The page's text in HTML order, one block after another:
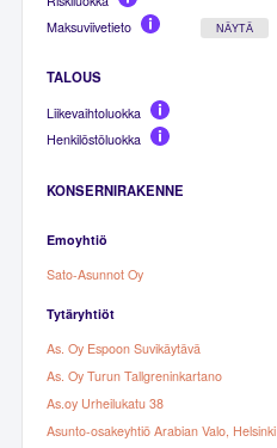
Maksuviivetieto
NÄYTÄ
TALOUS
Liikevaihtoluokka
Henkilöstöluokka
KONSERNIRAKENNE
Emoyhtiö
Sato-Asunnot Oy
Tytäryhtiöt
As. Oy Espoon Suvikäytävä
As. Oy Turun Tallgreninkartano
As.oy Urheilukatu 38
Asunto-osakeyhtiö Arabian Valo, Helsinki